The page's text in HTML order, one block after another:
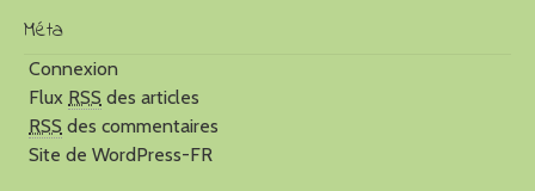
Méta
Connexion
Flux RSS des articles
RSS des commentaires
Site de WordPress-FR